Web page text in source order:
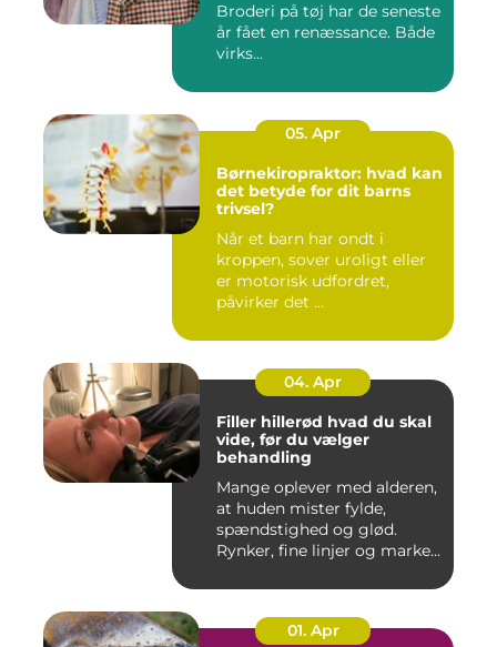
Broderi på tøj har de seneste
år fået en renæssance. Både
virks...
05. Apr
Børnekiropraktor: hvad kan
det betyde for dit barns
trivsel?
Når et barn har ondt i
kroppen, sover uroligt eller
er motorisk udfordret,
påvirker det ...
04. Apr
Filler hillerød hvad du skal
vide, før du vælger
behandling
Mange oplever med alderen,
at huden mister fylde,
spændstighed og glød.
Rynker, fine linjer og marke...
01. Apr